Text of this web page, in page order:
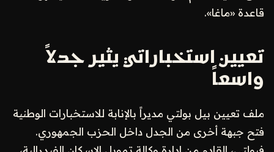
قاعدة «ماغا».
تعيين استخباراتي يثير جدلاً
واسعاً
ملف تعيين بيل بولتي مديراً بالإنابة للاستخبارات الوطنية
فتح جبهة أخرى من الجدل داخل الحزب الجمهوري.